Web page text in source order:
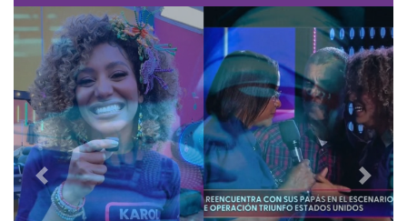
Previous Next